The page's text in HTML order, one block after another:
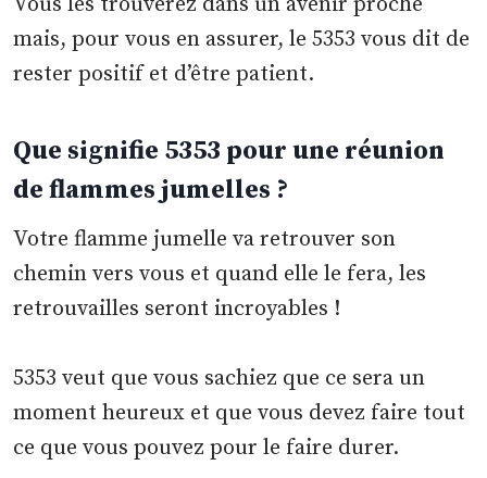
mais, pour vous en assurer, le 5353 vous dit de
rester positif et d’être patient.
Que signifie 5353 pour une réunion
de flammes jumelles ?
Votre flamme jumelle va retrouver son
chemin vers vous et quand elle le fera, les
retrouvailles seront incroyables !
5353 veut que vous sachiez que ce sera un
moment heureux et que vous devez faire tout
ce que vous pouvez pour le faire durer.